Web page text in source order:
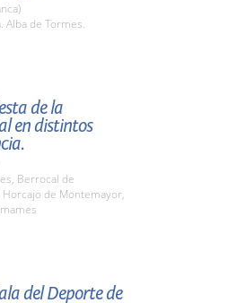
Alba de Tormes.
de la
en distintos
Berrocal de
Horcajo de Montemayor,
del Deporte de